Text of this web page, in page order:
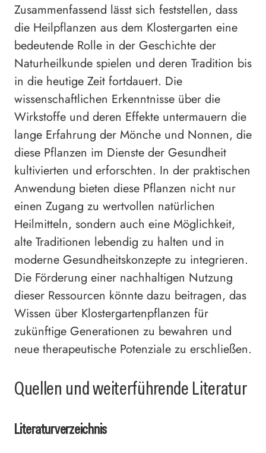
Zusammenfassend lässt sich feststellen, dass
die Heilpflanzen aus dem Klostergarten eine
bedeutende Rolle in der Geschichte der
Naturheilkunde spielen und deren Tradition bis
in die heutige Zeit fortdauert. Die
wissenschaftlichen Erkenntnisse über die
Wirkstoffe und deren Effekte untermauern die
lange Erfahrung der Mönche und Nonnen, die
diese Pflanzen im Dienste der Gesundheit
kultivierten und erforschten. In der praktischen
Anwendung bieten diese Pflanzen nicht nur
einen Zugang zu wertvollen natürlichen
Heilmitteln, sondern auch eine Möglichkeit,
alte Traditionen lebendig zu halten und in
moderne Gesundheitskonzepte zu integrieren.
Die Förderung einer nachhaltigen Nutzung
dieser Ressourcen könnte dazu beitragen, das
Wissen über Klostergartenpflanzen für
zukünftige Generationen zu bewahren und
neue therapeutische Potenziale zu erschließen.
Quellen und weiterführende Literatur
Literaturverzeichnis